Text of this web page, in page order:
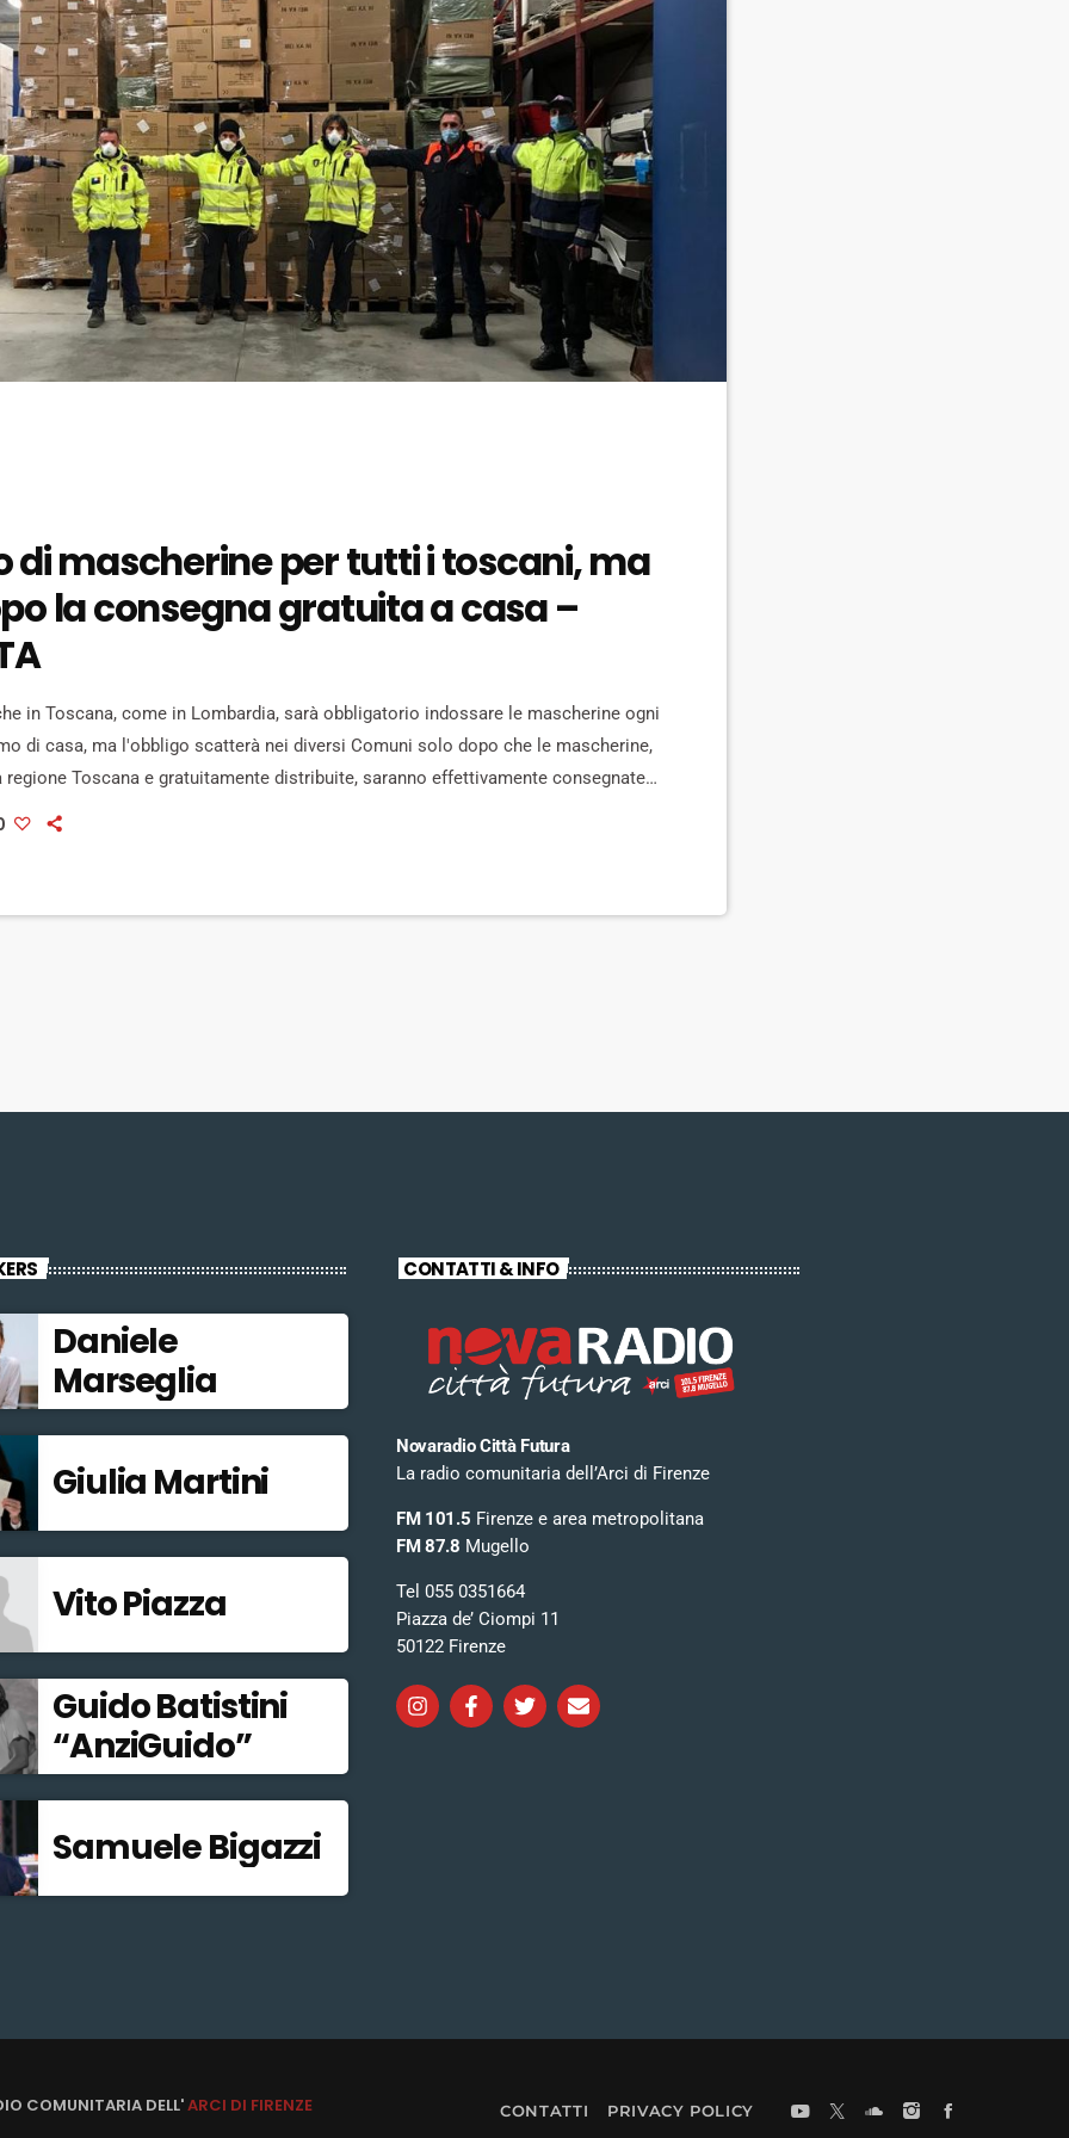
di mascherine per tutti i toscani, ma
la consegna gratuita a casa –
in Toscana, come in Lombardia, sarà obbligatorio indossare le mascherine ogni
di casa, ma l'obbligo scatterà nei diversi Comuni solo dopo che le mascherine,
Toscana e gratuitamente distribuite, saranno effettivamente consegnate.
ordinanza ordinanza che il governatore regionale Enrico Rossi ha firmato
Daniele
Marseglia
Giulia Martini
Vito Piazza
Guido Batistini
“AnziGuido”
Samuele Bigazzi
CONTATTI & INFO
Novaradio Città Futura
La radio comunitaria dell’Arci di Firenze
FM 101.5 Firenze e area metropolitana
FM 87.8 Mugello
Tel 055 0351664
Piazza de’ Ciompi 11
50122 Firenze
COMUNITARIA DELL'ARCI DI FIRENZE CONTATTI PRIVACY POLICY